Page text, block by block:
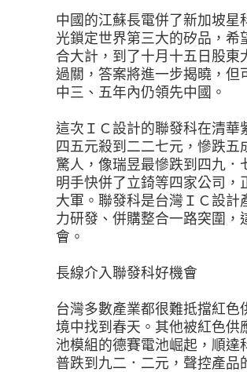
中國的江蘇長電併了新加坡
光鎖定世界第三大的矽品，
合大計，到了十月十五日股
過關，答案將進一步揭曉，但
中三、五年內仍領先中國。
這次ＩＣ設計的聯發科在清華
四五元殺到二二七元，慘跌
驚人，像瑞昱最慘跌到四九
明手快併了立錡等四家公司
大軍。聯發科是台灣ＩＣ設
力研發、併購整合一路突圍
會。
長線介入聯發科好機會
台灣多數產業都很難抵擋紅
境中找到春天。其他被紅色供
池模組的德賽電池崛起，順
普跌到九二．二元，聲控產